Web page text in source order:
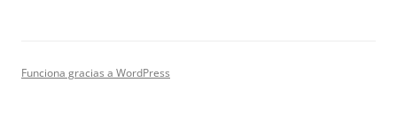
Funciona gracias a WordPress